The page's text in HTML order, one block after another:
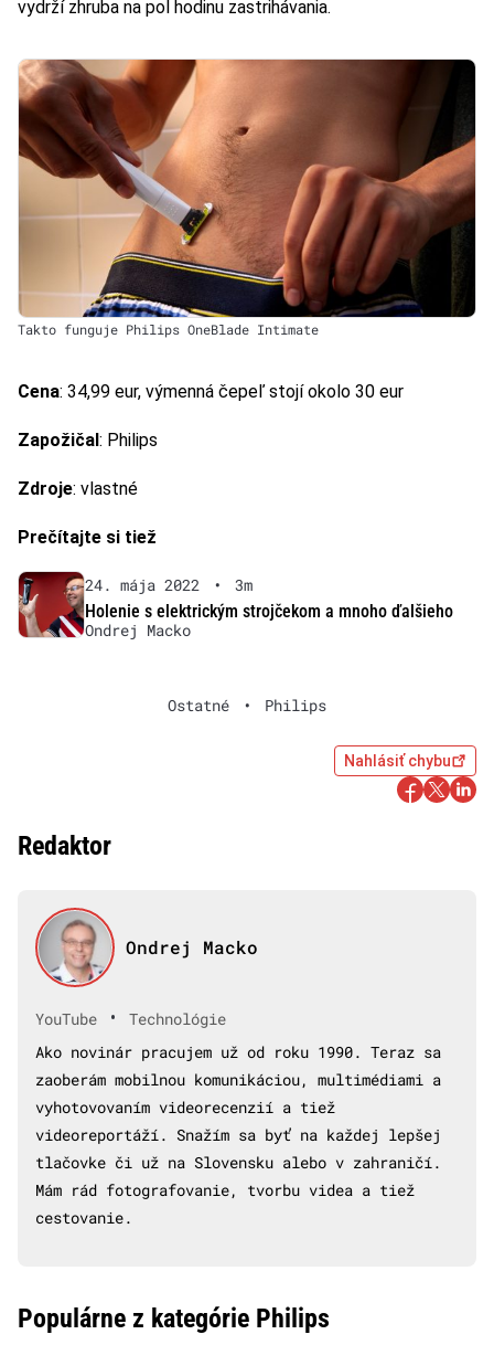
vydrží zhruba na pol hodinu zastrihávania.
Takto funguje Philips OneBlade Intimate
Cena: 34,99 eur, výmenná čepeľ stojí okolo 30 eur
Zapožičal: Philips
Zdroje: vlastné
Prečítajte si tiež
24. mája 2022 •
3m
Holenie s elektrickým strojčekom a mnoho ďalšieho
Ondrej Macko
Ostatné • Philips
Nahlásiť chybu
Redaktor
Ondrej Macko
YouTube •
Technológie
Ako novinár pracujem už od roku 1990. Teraz sa
zaoberám mobilnou komunikáciou, multimédiami a
vyhotovovaním videorecenzií a tiež
videoreportáží. Snažím sa byť na každej lepšej
tlačovke či už na Slovensku alebo v zahraničí.
Mám rád fotografovanie, tvorbu videa a tiež
cestovanie.
Populárne z kategórie Philips